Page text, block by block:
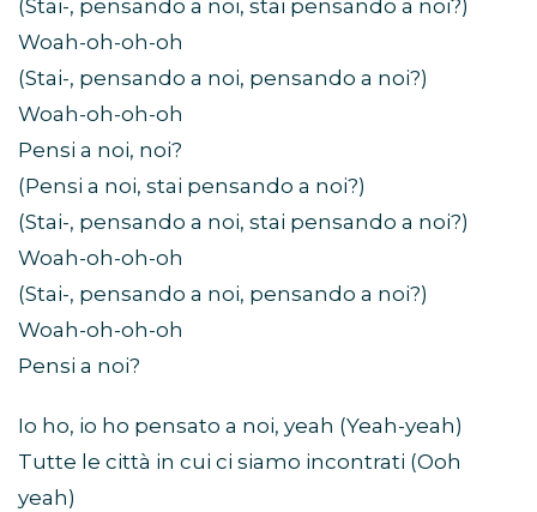
(Stai-, pensando a noi, stai pensando a noi?)
Woah-oh-oh-oh
(Stai-, pensando a noi, pensando a noi?)
Woah-oh-oh-oh
Pensi a noi, noi?
(Pensi a noi, stai pensando a noi?)
(Stai-, pensando a noi, stai pensando a noi?)
Woah-oh-oh-oh
(Stai-, pensando a noi, pensando a noi?)
Woah-oh-oh-oh
Pensi a noi?
Io ho, io ho pensato a noi, yeah (Yeah-yeah)
Tutte le città in cui ci siamo incontrati (Ooh
yeah)